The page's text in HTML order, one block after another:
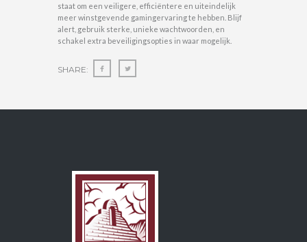
staat om een veiligere, efficiëntere en uiteindelijk
meer winstgevende gamingervaring te hebben. Blijf
alert, gebruik sterke, unieke wachtwoorden, en
schakel extra beveiligingsopties in waar mogelijk.
SHARE: